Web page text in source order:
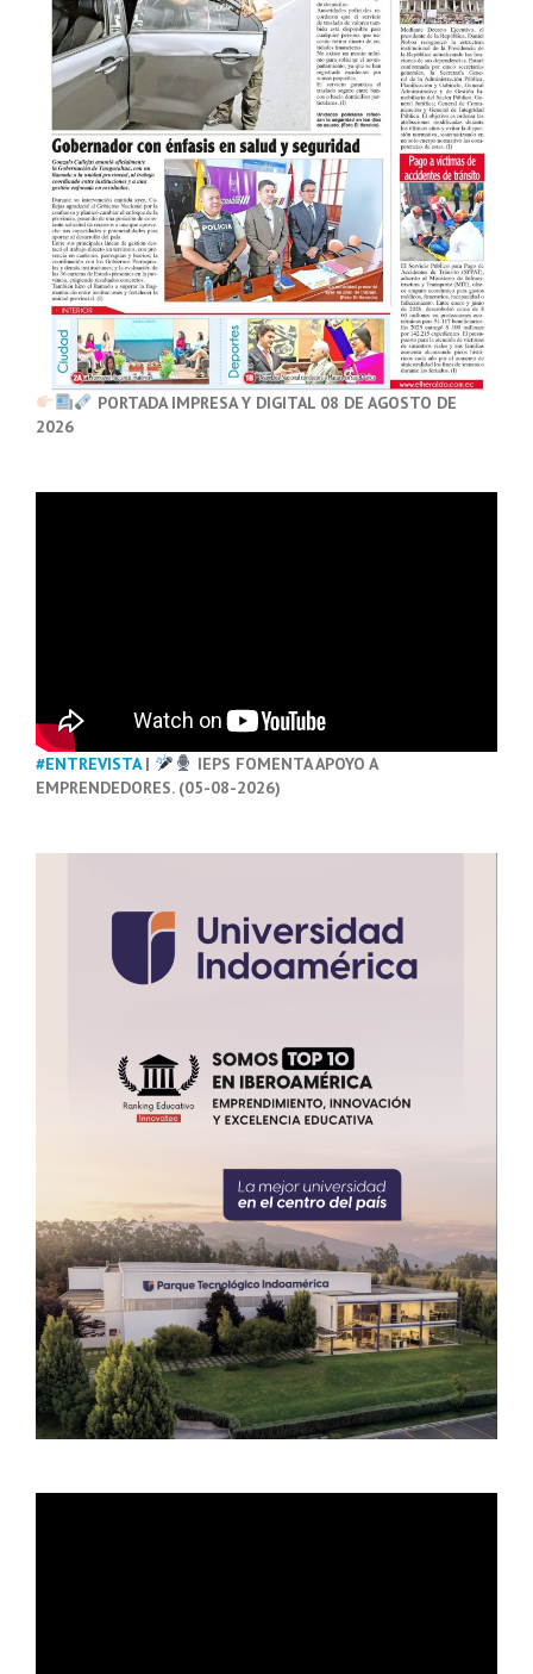
PORTADA IMPRESA Y DIGITAL 08 DE AGOSTO DE
2026
#ENTREVISTA|
IEPS FOMENTA APOYO A
EMPRENDEDORES. (05-08-2026)